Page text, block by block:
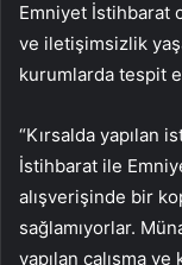
Emniyet İstihbarat
ve iletişimsizlik
kurumlarda tespit
“Kırsalda yapılan
İstihbarat ile
alışverişinde bir
sağlamıyorlar.
yapılan çalışma